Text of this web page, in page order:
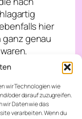
wir Technologien wie
oder darauf zuzugreifen.
wir Daten wie das
verarbeiten. Wenn du
hier
ganz genau
gefragt,
Angst
Aber Alec
Körper war